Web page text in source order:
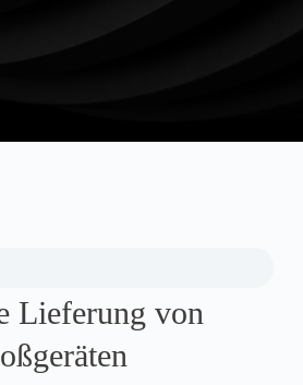
ausgelegt. Wir
Lieferung von